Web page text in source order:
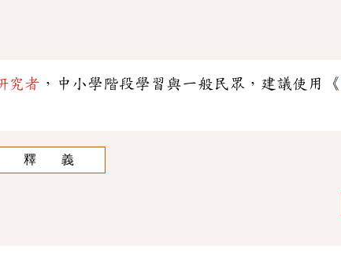
究者 ，中小學階段學習與一般民眾，建議使用《
釋 義